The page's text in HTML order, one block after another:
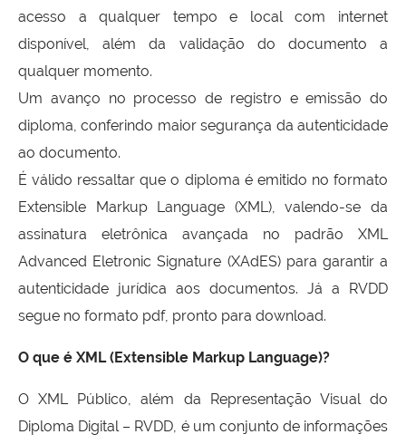
acesso a qualquer tempo e local com internet
disponível, além da validação do documento a
qualquer momento.
Um avanço no processo de registro e emissão do
diploma, conferindo maior segurança da autenticidade
ao documento.
É válido ressaltar que o diploma é emitido no formato
Extensible Markup Language (XML), valendo-se da
assinatura eletrônica avançada no padrão XML
Advanced Eletronic Signature (XAdES) para garantir a
autenticidade jurídica aos documentos. Já a RVDD
segue no formato pdf, pronto para download.
O que é XML (Extensible Markup Language)?
O XML Público, além da Representação Visual do
Diploma Digital – RVDD, é um conjunto de informações